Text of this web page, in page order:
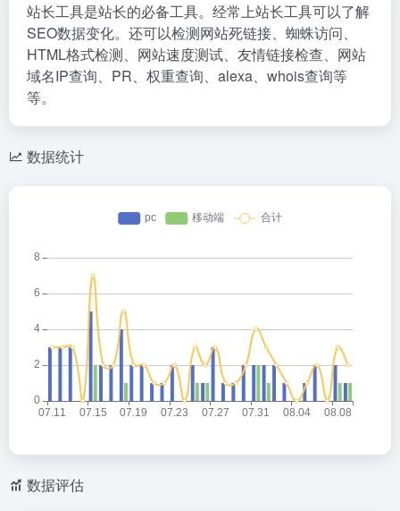
站长工具是站长的必备工具。经常上站长工具可以了解
SEO数据变化。还可以检测网站死链接、蜘蛛访问、
HTML格式检测、网站速度测试、友情链接检查、网站
域名IP查询、PR、权重查询、alexa、whois查询等
等。
数据统计
数据评估